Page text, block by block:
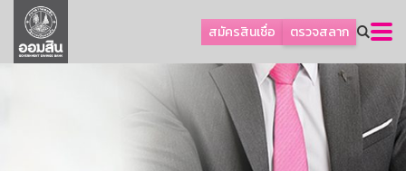
สมัครสินเชื่อ ตรวจสลาก
ลูกค้าธุรกิจ
ลูกค้าผู้ประกอบรายย่อย